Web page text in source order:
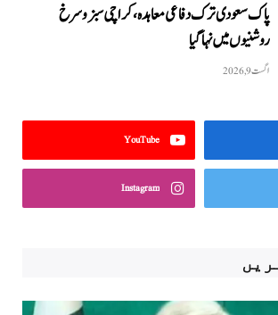
پاک سعودی ترک دفاعی معاہدہ، کراچی سبز و سرخ
روشنیوں میں نہا گیا
اگست 9, 2026
YouTube
Instagram